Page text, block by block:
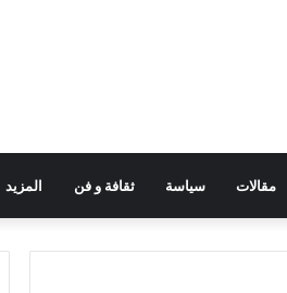
مقالات سياسة ثقافة و فن المزيد